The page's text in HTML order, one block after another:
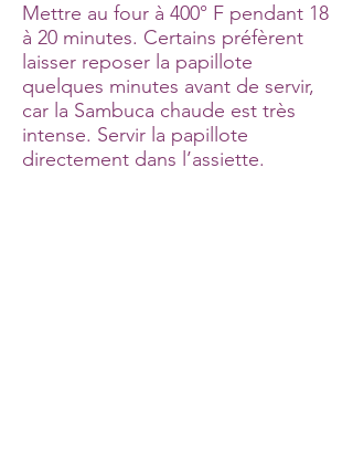
Mettre au four à 400° F pendant 18
à 20 minutes. Certains préfèrent
laisser reposer la papillote
quelques minutes avant de servir,
car la Sambuca chaude est très
intense. Servir la papillote
directement dans l’assiette.